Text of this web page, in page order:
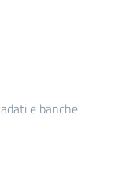
e banche